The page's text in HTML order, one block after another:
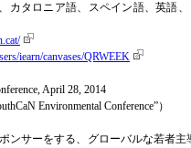
カタロニア語、スペイン語、英語
iearn/canvases/QRWEEK
April 28, 2014
Environmental Conference”）
ンサーをする、グローバルな若者